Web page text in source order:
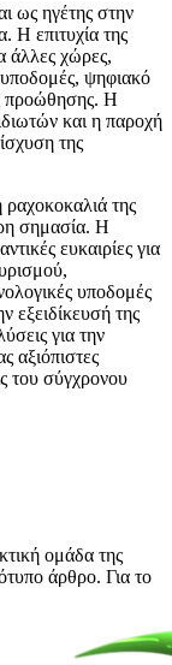
ως ηγέτης στην
Η επιτυχία της
άλλες χώρες,
υποδομές, ψηφιακό
προώθησης. Η
και η παροχή
της
της
σημασία. Η
ευκαιρίες για
υποδομές
εξειδίκευσή της
για την
αξιόπιστες
του σύγχρονου
ομάδα της
άρθρο. Για το